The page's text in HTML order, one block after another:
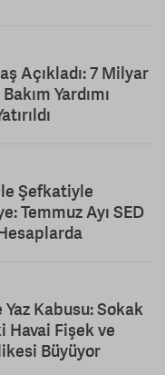
Açıkladı: 7 Milyar
Yardımı
Şefkatiyle
Temmuz Ayı SED
Yaz Kabusu: Sokak
Havai Fişek ve
Büyüyor